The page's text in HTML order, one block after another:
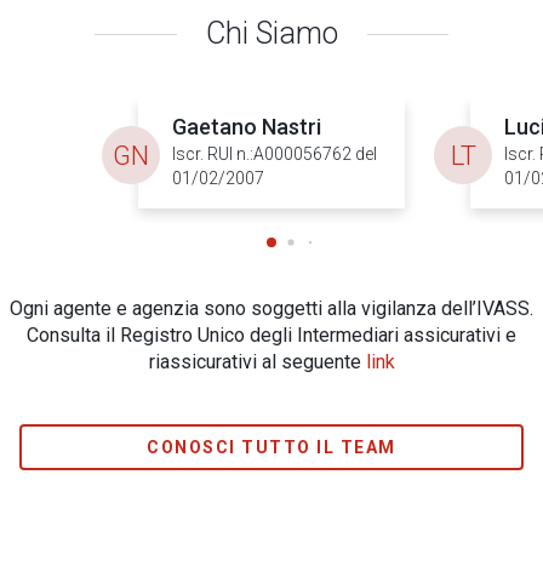
Chi Siamo
Gaetano Nastri
Iscr. RUI n.:A000056762 del
01/02/2007
GN
Iscr.
01/
LT
Ogni agente e agenzia sono soggetti alla vigilanza dell’IVASS.
Consulta il Registro Unico degli Intermediari assicurativi e
riassicurativi al seguente link
CONOSCI TUTTO IL TEAM